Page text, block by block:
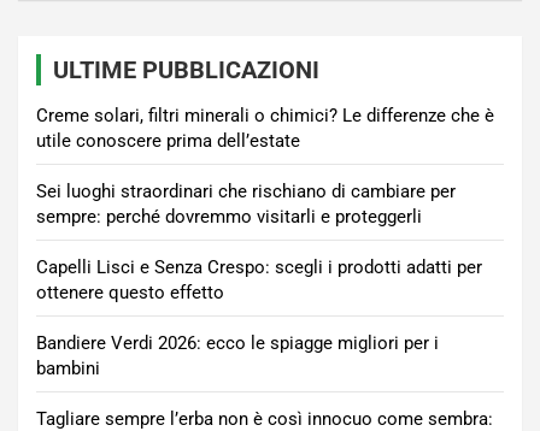
ULTIME PUBBLICAZIONI
Creme solari, filtri minerali o chimici? Le differenze che è
utile conoscere prima dell’estate
Sei luoghi straordinari che rischiano di cambiare per
sempre: perché dovremmo visitarli e proteggerli
Capelli Lisci e Senza Crespo: scegli i prodotti adatti per
ottenere questo effetto
Bandiere Verdi 2026: ecco le spiagge migliori per i
bambini
Tagliare sempre l’erba non è così innocuo come sembra: